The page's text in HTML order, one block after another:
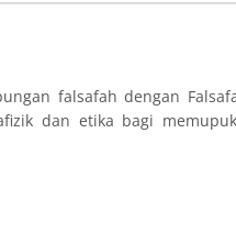
falsafah dengan
dan etika bagi